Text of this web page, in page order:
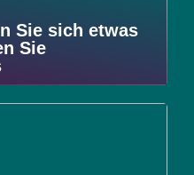
Sie sich etwas
Sie